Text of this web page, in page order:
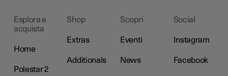
Esplora e
acquista
Home
Polestar 2
Shop
Extras
Additionals
Scopri
Eventi
News
Social
Instagram
Facebook